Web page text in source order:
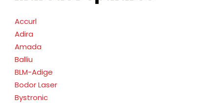
Accurl
Adira
Amada
Balliu
BLM-Adige
Bodor Laser
Bystronic